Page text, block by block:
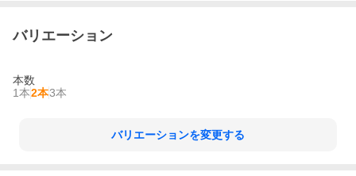
バリエーション
本数
1本2本3本
バリエーションを変更する